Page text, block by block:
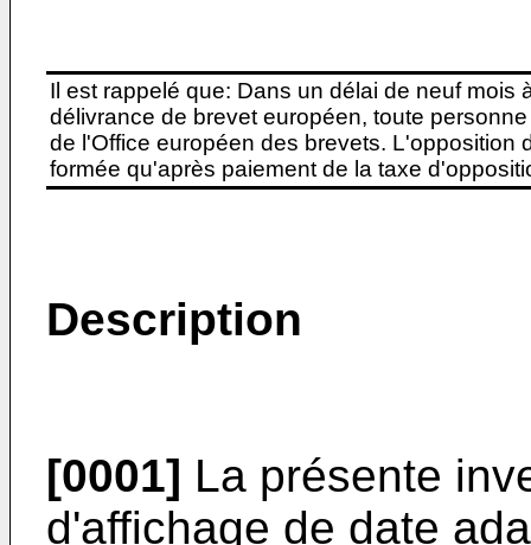
Il est rappelé que: Dans un délai de neuf
délivrance de brevet européen, toute
de l'Office européen des brevets. L'opposition
formée qu'après paiement de la taxe
Description
[0001] La présente
d'affichage de date